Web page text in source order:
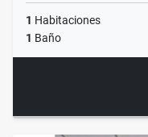
1 Habitaciones
1 Baño